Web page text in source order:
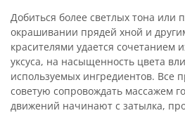
Добиться более светлых тона или
окрашивании прядей хной и
красителями удается сочетанием
уксуса, на насыщенность цвета
используемых ингредиентов. Все
советую сопровождать массажем
движений начинают с затылка,